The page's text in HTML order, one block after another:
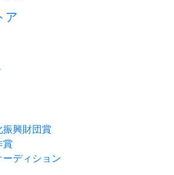
ア
振興財団賞
賞
ディション